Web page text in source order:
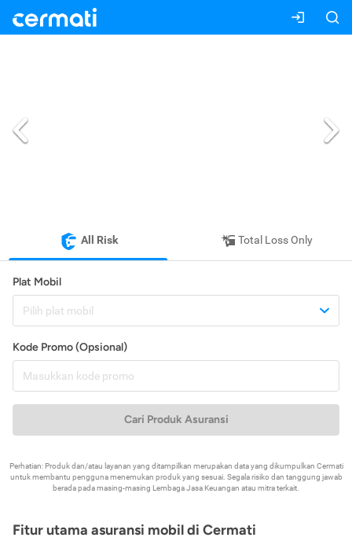
All Risk Total Loss Only
Plat Mobil
Pilih plat mobil
Kode Promo (Opsional)
Cari Produk Asuransi
Perhatian: Produk dan/atau layanan yang ditampilkan merupakan data yang dikumpulkan Cermati
untuk membantu pengguna menemukan produk yang sesuai. Segala risiko dan tanggung jawab
berada pada masing-masing Lembaga Jasa Keuangan atau mitra terkait.
Fitur utama asuransi mobil di Cermati